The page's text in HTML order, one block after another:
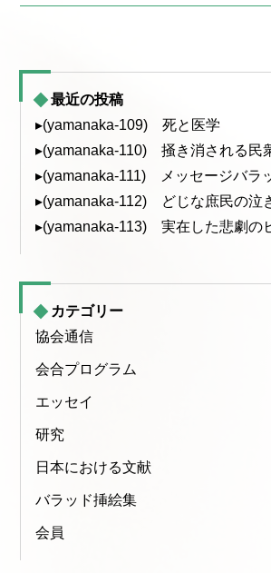
最近の投稿
▸(yamanaka-109) 死と医学
▸(yamanaka-110) 掻き消される民
▸(yamanaka-111) メッセージバラ
▸(yamanaka-112) どじな庶民の泣
▸(yamanaka-113) 実在した悲劇の
カテゴリー
協会通信
会合プログラム
エッセイ
研究
日本における文献
バラッド挿絵集
会員